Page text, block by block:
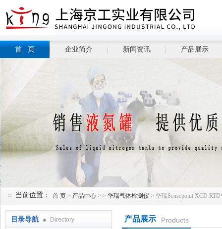
首 页 企业简介 新闻资讯 产品展示
当前位置： 首 页 > 产品中心 > > 华瑞气体检测仪 > 华瑞Sensepoint XCD
目录导航 Directory 产品展示 Products